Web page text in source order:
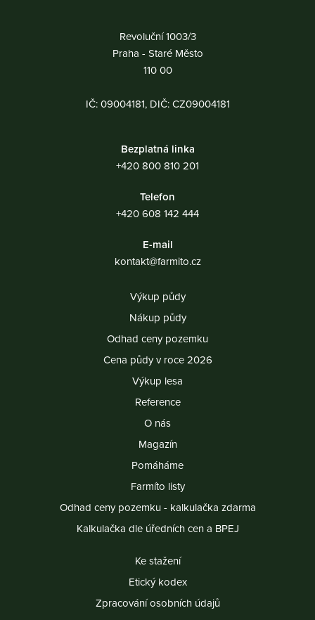
Revoluční 1003/3
Praha - Staré Město
110 00
IČ: 09004181, DIČ: CZ09004181
Výkup půdy
Nákup půdy
Odhad ceny pozemku
Cena půdy v roce 2026
Výkup lesa
Reference
O nás
Magazín
Pomáháme
Farmíto listy
Odhad ceny pozemku - kalkulačka zdarma
Kalkulačka dle úředních cen a BPEJ
Ke stažení
Etický kodex
Zpracování osobních údajů
Bezplatná linka
+420 800 810 201
Telefon
+420 608 142 444
E-mail
kontakt@farmito.cz